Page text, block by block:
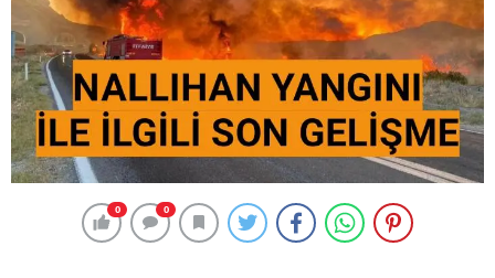
0 0